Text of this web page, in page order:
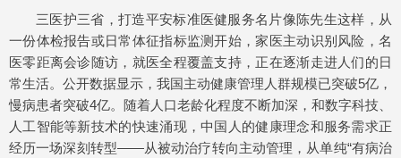
三医护三省，打造平安标准医健服务名片像陈先生这样，从
一份体检报告或日常体征指标监测开始，家医主动识别风险，名
医零距离会诊随访，就医全程覆盖支持，正在逐渐走进人们的日
常生活。公开数据显示，我国主动健康管理人群规模已突破5亿，
慢病患者突破4亿。随着人口老龄化程度不断加深，和数字科技、
人工智能等新技术的快速涌现，中国人的健康理念和服务需求正
经历一场深刻转型——从被动治疗转向主动管理，从单纯“有病治